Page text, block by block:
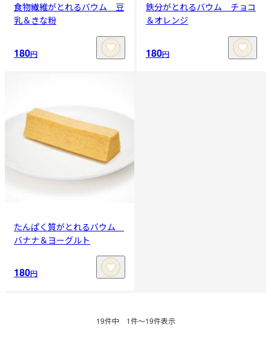
食物繊維がとれるバウム 豆
乳＆きな粉
180円
鉄分がとれるバウム チョコ
＆オレンジ
180円
たんぱく質がとれるバウム
バナナ＆ヨーグルト
180円
19件中 1件〜19件表示